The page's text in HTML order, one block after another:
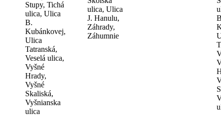
Stupy, Tichá
ulica, Ulica
B.
Kubánkovej,
Ulica
Tatranská,
Veselá ulica,
Vyšné
Hrady,
Vyšné
Skaliská,
Vyšnianska
ulica
ulica, Ulica
J. Hanulu,
Záhrady,
Záhumnie